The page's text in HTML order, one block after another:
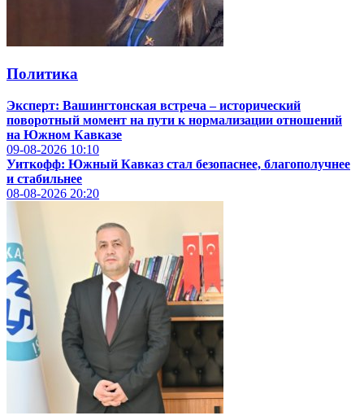
Политика
Эксперт: Вашингтонская встреча – исторический
поворотный момент на пути к нормализации отношений
на Южном Кавказе
09-08-2026 10:10
Уиткофф: Южный Кавказ стал безопаснее, благополучнее
и стабильнее
08-08-2026 20:20